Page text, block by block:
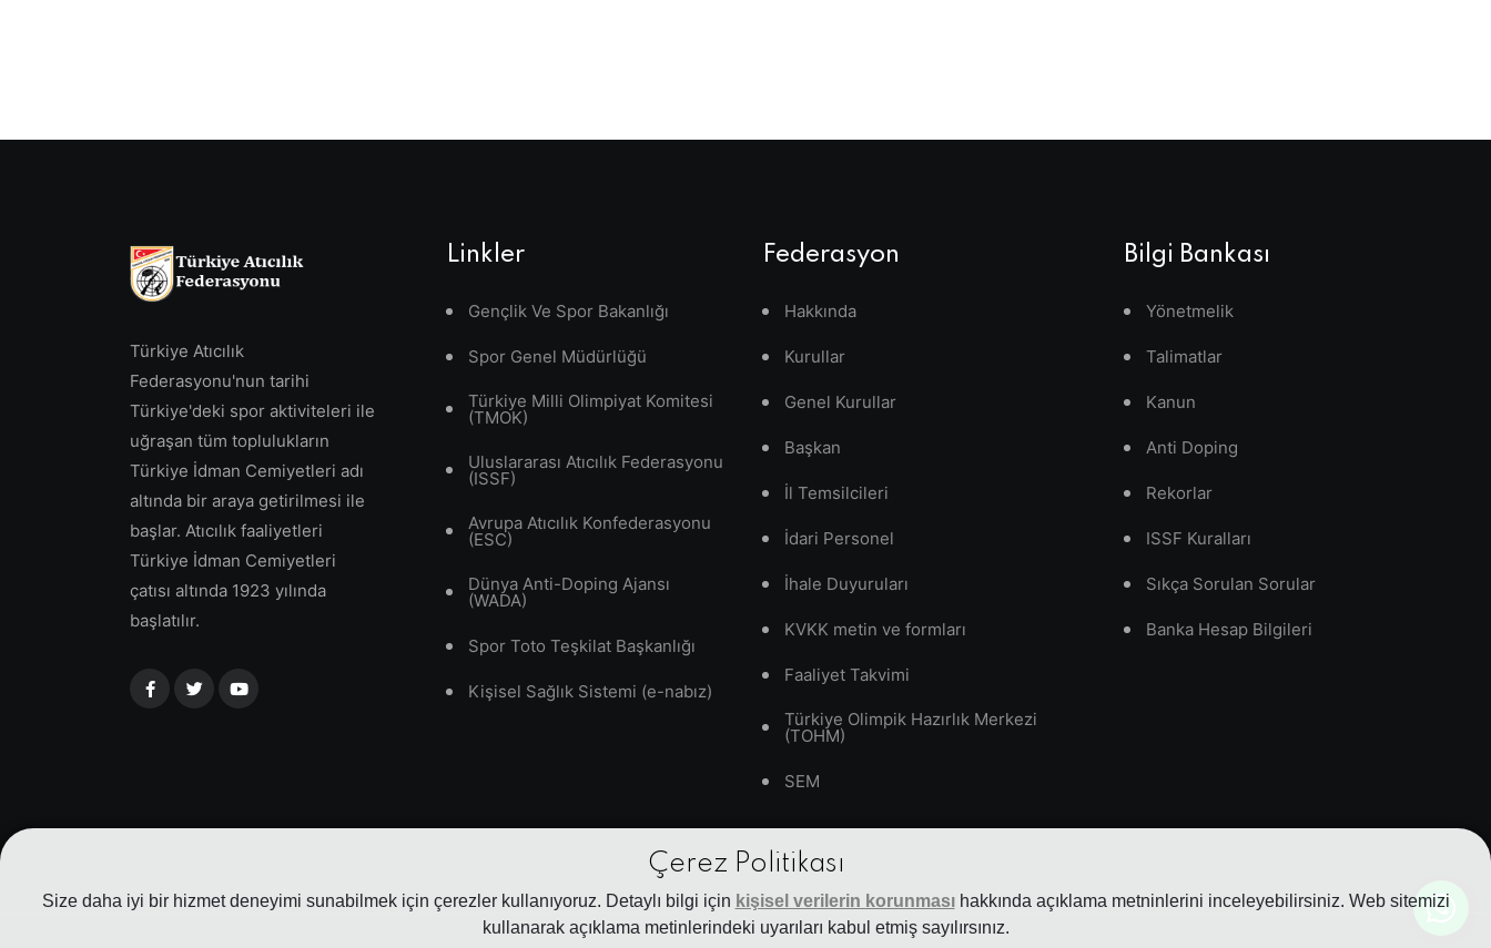
Çerez Politikası
Size daha iyi bir hizmet deneyimi sunabilmek için çerezler kullanıyoruz. Detaylı bilgi için kişisel verilerin korunmasıhakkında açıklama metninlerini inceleyebilirsiniz. Web sitemizi
kullanarak açıklama metinlerindeki uyarıları kabul etmiş sayılırsınız.
Türkiye Atıcılık
Federasyonu'nun tarihi
Türkiye'deki spor aktiviteleri ile
uğraşan tüm toplulukların
Türkiye İdman Cemiyetleri adı
altında bir araya getirilmesi ile
başlar. Atıcılık faaliyetleri
Türkiye İdman Cemiyetleri
çatısı altında 1923 yılında
başlatılır.
Linkler
Gençlik Ve Spor Bakanlığı
Spor Genel Müdürlüğü
Türkiye Milli Olimpiyat Komitesi
(TMOK)
Uluslararası Atıcılık Federasyonu
(ISSF)
Avrupa Atıcılık Konfederasyonu
(ESC)
Dünya Anti-Doping Ajansı
(WADA)
Spor Toto Teşkilat Başkanlığı
Kişisel Sağlık Sistemi (e-nabız)
Federasyon
Hakkında
Kurullar
Genel Kurullar
Başkan
İl Temsilcileri
İdari Personel
İhale Duyuruları
KVKK metin ve formları
Faaliyet Takvimi
Türkiye Olimpik Hazırlık Merkezi
(TOHM)
SEM
Bilgi Bankası
Yönetmelik
Talimatlar
Kanun
Anti Doping
Rekorlar
ISSF Kuralları
Sıkça Sorulan Sorular
Banka Hesap Bilgileri